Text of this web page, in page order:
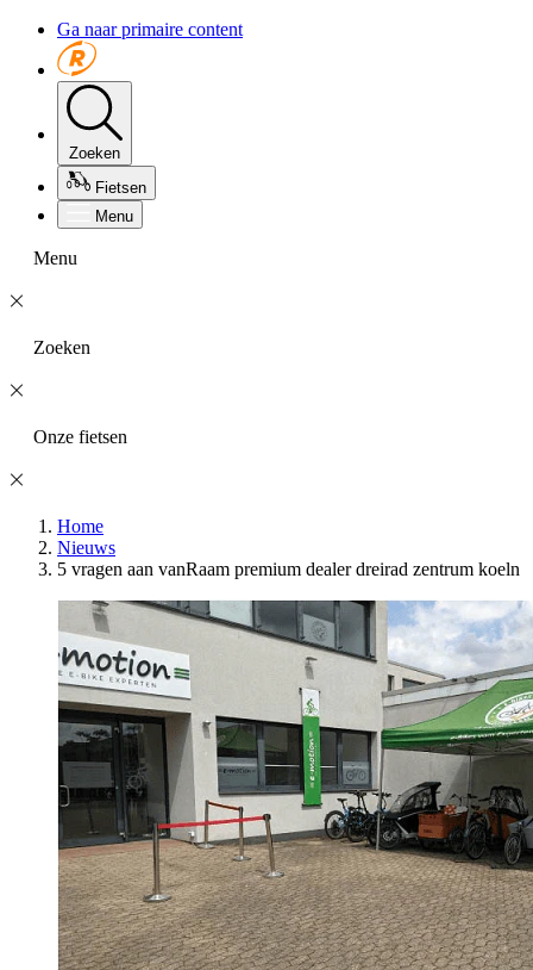
Ga naar primaire content
Zoeken
Fietsen
Menu
Menu
Zoeken
Onze fietsen
Home
Nieuws
5 vragen aan vanRaam premium dealer dreirad zentrum koeln